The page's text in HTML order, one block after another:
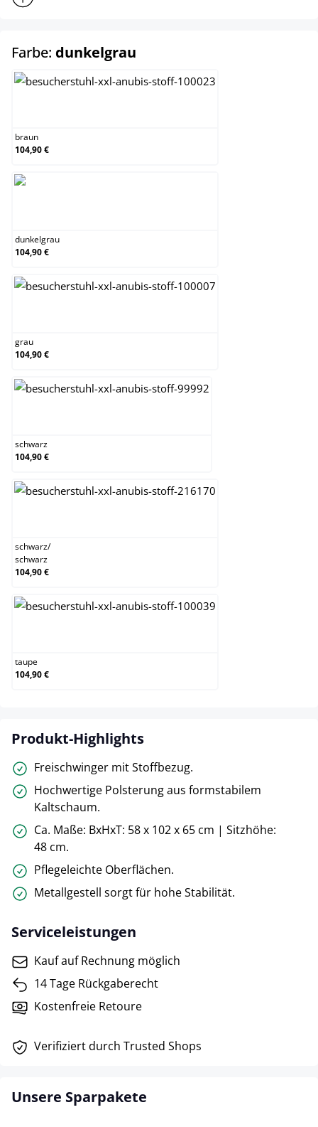
Farbe: dunkelgrau
braun
104,90 €
dunkelgrau
104,90 €
grau
104,90 €
schwarz
104,90 €
schwarz/
schwarz
104,90 €
taupe
104,90 €
Produkt-Highlights
Freischwinger mit Stoffbezug.
Hochwertige Polsterung aus formstabilem
Kaltschaum.
Ca. Maße: BxHxT: 58 x 102 x 65 cm | Sitzhöhe:
48 cm.
Pflegeleichte Oberflächen.
Metallgestell sorgt für hohe Stabilität.
Serviceleistungen
Kauf auf Rechnung möglich
14 Tage Rückgaberecht
Kostenfreie Retoure
Verifiziert durch Trusted Shops
Unsere Sparpakete